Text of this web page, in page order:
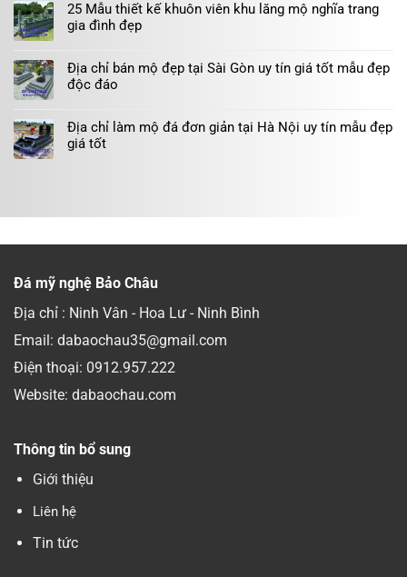
25 Mẫu thiết kế khuôn viên khu lăng mộ nghĩa trang
gia đình đẹp
Địa chỉ bán mộ đẹp tại Sài Gòn uy tín giá tốt mẫu đẹp
độc đáo
Địa chỉ làm mộ đá đơn giản tại Hà Nội uy tín mẫu đẹp
giá tốt
Đá mỹ nghệ Bảo Châu
Địa chỉ : Ninh Vân - Hoa Lư - Ninh Bình
Email: dabaochau35@gmail.com
Điện thoại: 0912.957.222
Website: dabaochau.com
Thông tin bổ sung
Giới thiệu
Liên hệ
Tin tức